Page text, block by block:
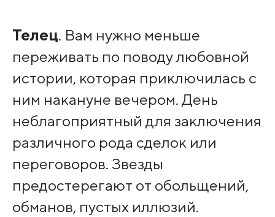
Телец. Вам нужно меньше
переживать по поводу любовной
истории, которая приключилась с
ним накануне вечером. День
неблагоприятный для заключения
различного рода сделок или
переговоров. Звезды
предостерегают от обольщений,
обманов, пустых иллюзий.